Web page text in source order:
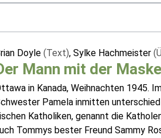
Doyle (Text), Sylke Hachmeister
Mann mit der Maske
in Kanada, Weihnachten 1945.
Pamela inmitten
Katholiken, genannt die
Tommys bester Freund Sammy